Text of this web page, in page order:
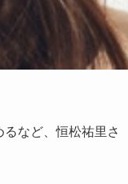
など、恒松祐里さ